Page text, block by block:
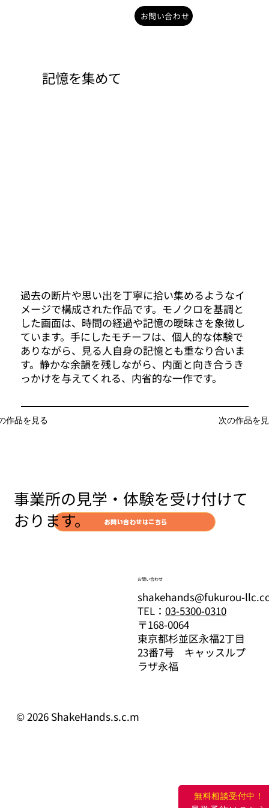
お問い合わせ
記憶を集めて
過去の断片や思い出を丁寧に拾い集めるようなイ
メージで構成された作品です。モノクロを基調と
した画面は、時間の経過や記憶の曖昧さを象徴し
ています。手にしたモチーフは、個人的な体験で
ありながら、見る人自身の記憶とも重なり合いま
す。静かな余韻を残しながら、内面と向き合うき
っかけを与えてくれる、内省的な一作です。
作品を見る 次の作品を
お問い合わせはこちら
事業所の見学・体験を受け付けて
おります。
お問い合わせ
shakehands@fukurou-
TEL：03-5300-0310
〒168-0064
東京都杉並区永福2丁目
23番7号 キャッスルプ
ラザ永福
© 2026 ShakeHands.s.c.m
無料相談受付中！